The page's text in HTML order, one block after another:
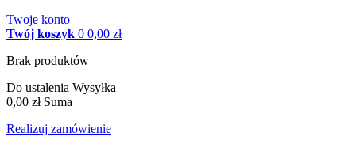
Twoje konto
Twój koszyk 0 0,00 zł
Brak produktów
Do ustalenia Wysyłka
0,00 zł Suma
Realizuj zamówienie